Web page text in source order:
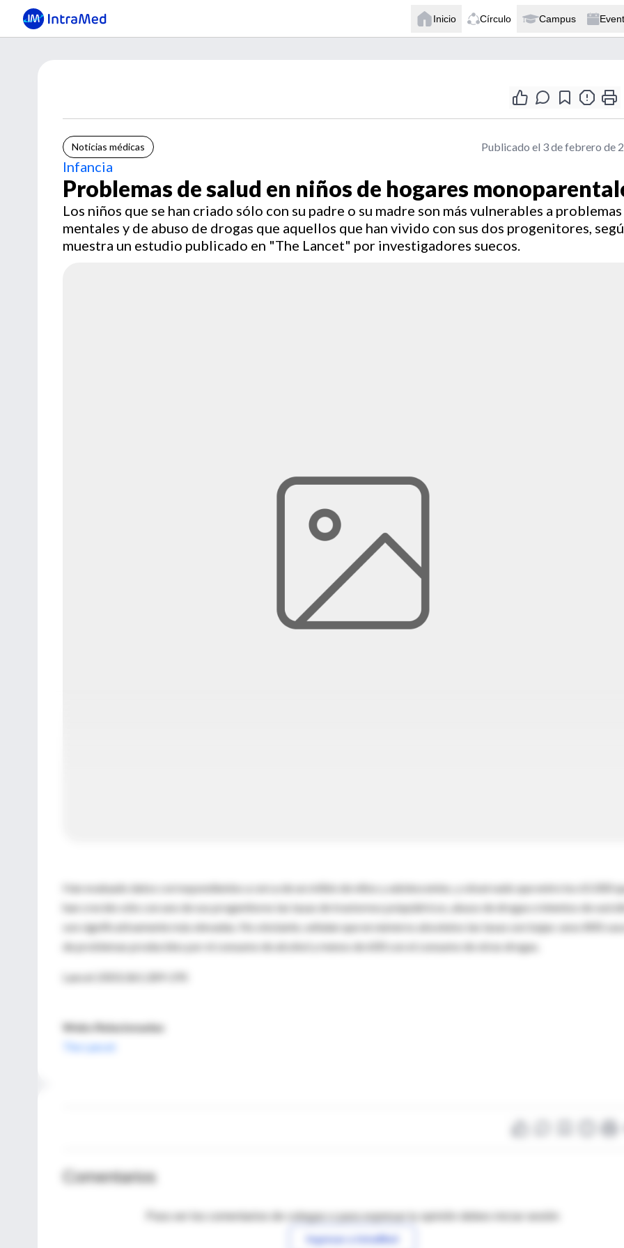
Inicio Círculo Campus
Noticias médicas Publicado el 3 de febrero de
Infancia
Problemas de salud en niños de hogares
Los niños que se han criado sólo con su padre o su madre son más vulnerables a problemas
mentales y de abuso de drogas que aquellos que han vivido con sus dos progenitores,
muestra un estudio publicado en "The Lancet" por investigadores suecos.
Han evaluado datos correspondientes a cerca de un millón de niños y adolescentes, y observado que entre los 65.000
han crecido sólo con uno de sus progenitores las tasas de trastornos psiquiátricos, abuso de drogas e intentos de
son significativamente más elevadas. No obstante, señalan que en números absolutos las tasas son bajas: unos 800
de problemas producidos por el consumo de alcohol y menos de 600 con el consumo de otras drogas.
Lancet 2003;361:289-295
Webs Relacionadas
The Lancet
Comentarios
Para ver los comentarios de colegas o para expresar tu opinión debes iniciar sesión
Ingresar a IntraMed